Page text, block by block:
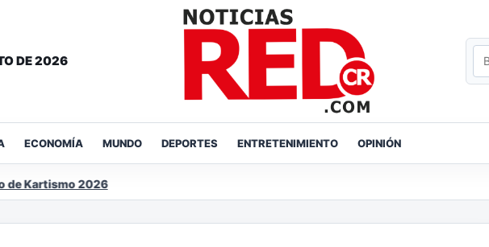
DE 2026
ECONOMÍA MUNDO DEPORTES ENTRETENIMIENTO OPINIÓN
2026